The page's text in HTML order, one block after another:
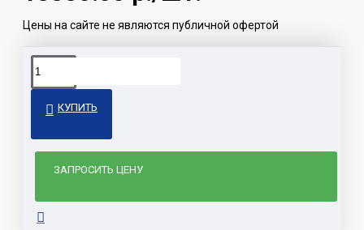
Цены на сайте не являются публичной офертой
КУПИТЬ
ЗАПРОСИТЬ ЦЕНУ